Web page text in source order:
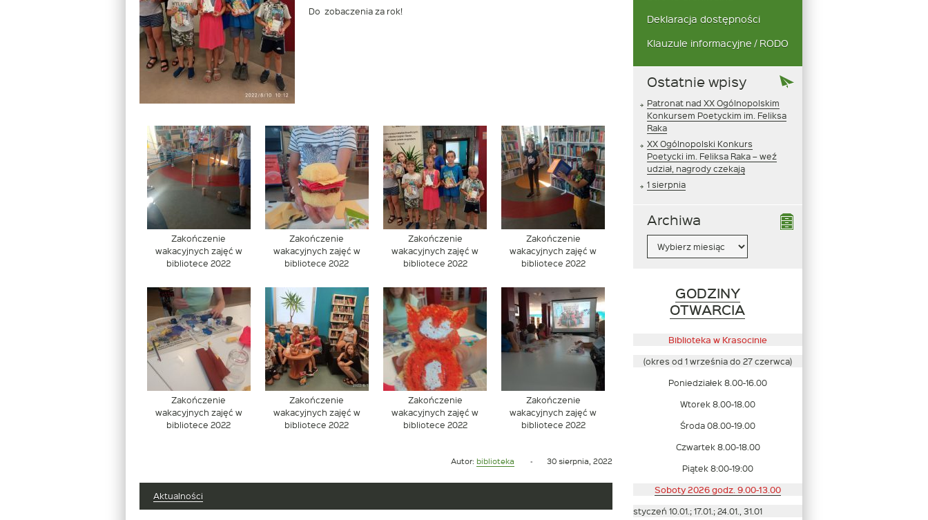
Do zobaczenia za rok!
Zakończenie
wakacyjnych zajęć w
bibliotece 2022
Zakończenie
wakacyjnych zajęć w
bibliotece 2022
Zakończenie
wakacyjnych zajęć w
bibliotece 2022
Zakończenie
wakacyjnych zajęć w
bibliotece 2022
Zakończenie
wakacyjnych zajęć w
bibliotece 2022
Zakończenie
wakacyjnych zajęć w
bibliotece 2022
Zakończenie
wakacyjnych zajęć w
bibliotece 2022
Zakończenie
wakacyjnych zajęć w
bibliotece 2022
Autor: biblioteka Opublikowano
dniu
30 sierpnia, 2022
Aktualności
Deklaracja dostępności
Klauzule informacyjne / RODO
Ostatnie wpisy
Patronat nad XX Ogólnopolskim
Konkursem Poetyckim im. Feliksa
Raka
XX Ogólnopolski Konkurs
Poetycki im. Feliksa Raka – weź
udział, nagrody czekają
1 sierpnia
Archiwa
GODZINY
OTWARCIA
otwiera
się
w
nowym
oknie
Biblioteka w Krasocinie
(okres od 1 września do 27 czerwca)
Poniedziałek 8.00-16.00
Wtorek 8.00-18.00
Środa 08.00-19.00
Czwartek 8.00-18.00
Piątek 8:00-19:00
Soboty 2026 godz. 9.00-13.00
styczeń 10.01.; 17.01.; 24.01., 31.01